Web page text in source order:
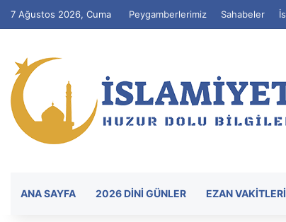
7 Ağustos 2026, Cuma Peygamberlerimiz Sahabeler
ANA SAYFA 2026 DİNİ GÜNLER EZAN VAKITLERI